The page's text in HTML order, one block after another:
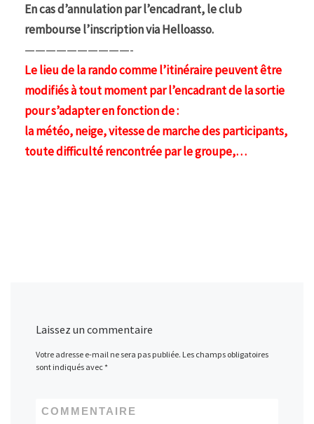
En cas d’annulation par l’encadrant, le club
rembourse l’inscription via Helloasso.
——————————-
Le lieu de la rando comme l’itinéraire peuvent être
modifiés à tout moment par l’encadrant de la sortie
pour s’adapter en fonction de :
la météo, neige, vitesse de marche des participants,
toute difficulté rencontrée par le groupe,…
Laissez un commentaire
Votre adresse e-mail ne sera pas publiée. Les champs obligatoires
sont indiqués avec*
COMMENTAIRE